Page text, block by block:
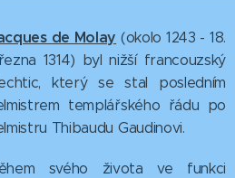
de Molay (okolo 1243 - 18.
1314) byl nižší francouzský
který se stal posledním
templářského řádu po
Thibaudu Gaudinovi.
svého života ve funkci